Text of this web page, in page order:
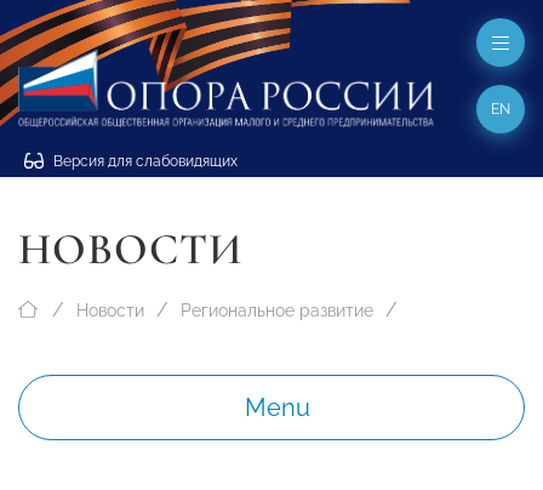
Версия для слабовидящих
EN
НОВОСТИ
Новости Региональное развитие
Menu